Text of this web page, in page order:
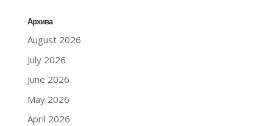
Архива
August 2026
July 2026
June 2026
May 2026
April 2026